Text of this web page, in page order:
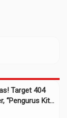
Target 404
“Pengurus Kita